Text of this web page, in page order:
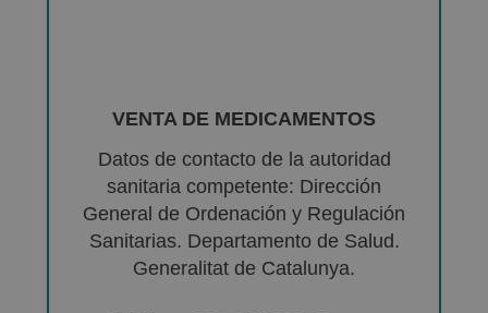
VENTA DE MEDICAMENTOS
Datos de contacto de la autoridad
sanitaria competente: Dirección
General de Ordenación y Regulación
Sanitarias. Departamento de Salud.
Generalitat de Catalunya.